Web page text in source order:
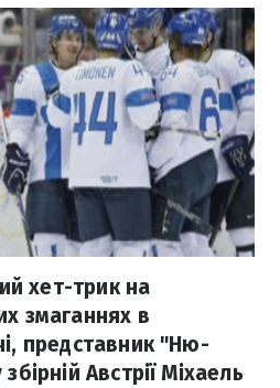
хет-трик на
змаганнях в
представник "Ню-
Австрії Міхаель